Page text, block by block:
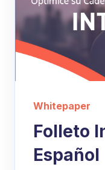
Whitepaper
Folleto
Español